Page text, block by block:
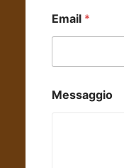
e
s
a
g
i
Email *
Messaggio